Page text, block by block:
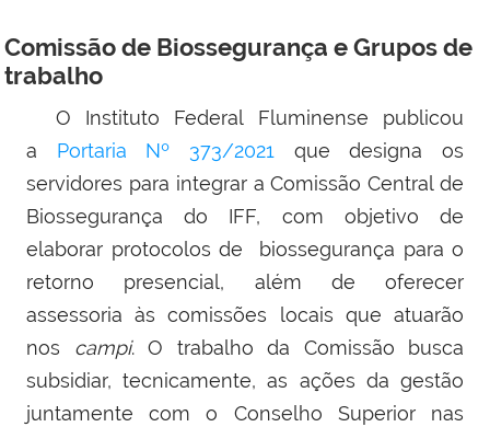
Comissão de Biossegurança eGrupos de
trabalho
O Instituto Federal Fluminense publicou
a Portaria Nº 373/2021 que designa os
servidores para integrar a Comissão Central de
Biossegurança do IFF, com objetivo de
elaborar protocolos de biossegurança para o
retorno presencial, além de oferecer
assessoria às comissões locais que atuarão
nos campi. O trabalho da Comissão busca
subsidiar, tecnicamente, as ações da gestão
juntamente com o Conselho Superior nas